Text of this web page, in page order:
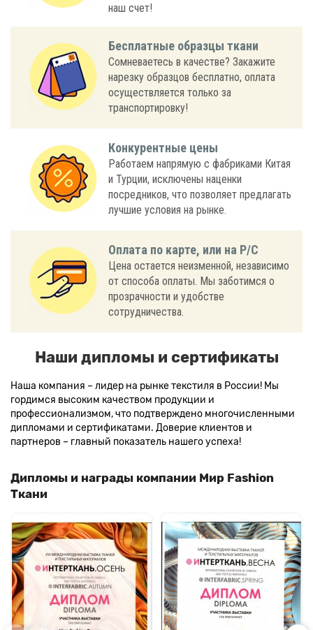
наш счет!
Бесплатные образцы ткани
Сомневаетесь в качестве? Закажите
нарезку образцов бесплатно, оплата
осуществляется только за
транспортировку!
Конкурентные цены
Работаем напрямую с фабриками Китая
и Турции, исключены наценки
посредников, что позволяет предлагать
лучшие условия на рынке.
Оплата по карте, или на Р/С
Цена остается неизменной, независимо
от способа оплаты. Мы заботимся о
прозрачности и удобстве
сотрудничества.
Наши дипломы и сертификаты
Наша компания – лидер на рынке текстиля в России! Мы
гордимся высоким качеством продукции и
профессионализмом, что подтверждено многочисленными
дипломами и сертификатами. Доверие клиентов и
партнеров – главный показатель нашего успеха!
Дипломы и награды компании Мир Fashion
Ткани